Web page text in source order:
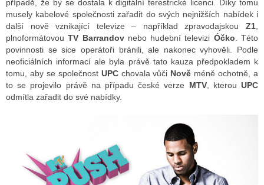
případě, že by se dostala k digitální terestrické licenci. Díky tomu
musely kabelové společnosti zařadit do svých nejnižších nabídek i
další nově vznikající televize – například zpravodajskou Z1
plnoformátovouTV Barrandovnebo hudební televizi Óčko . Této
povinnosti se sice operátoři bránili, ale nakonec vyhověli. Podle
neoficiálních informací ale byla právě tato kauza předpokladem k
tomu, aby se společnost UPC chovala vůči Nově méně ochotně, a
to se projevilo právě na případu české verze MTV, kterouUPC
odmítla zařadit do své nabídky.